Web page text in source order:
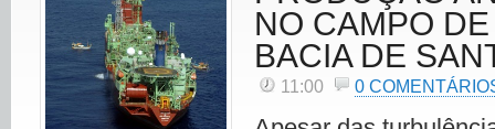
NO CAMPO
BACIA DE
11:00 0